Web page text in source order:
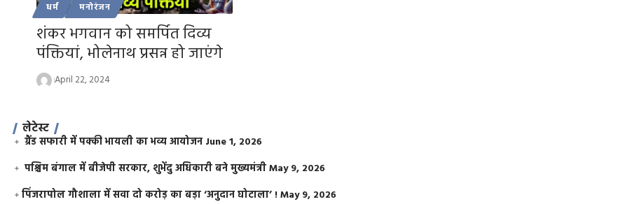
धर्म मनोरंजन
शंकर भगवान को समर्पित दिव्य
पंक्तियां, भोलेनाथ प्रसन्न हो जाएंगे
April 22, 2024
लेटेस्ट
ग्रैंड सफारी में पक्की भायली का भव्य आयोजन June 1, 2026
पश्चिम बंगाल में बीजेपी सरकार, शुभेंदु अधिकारी बने मुख्यमंत्रीMay 9, 2026
​पिंजरापोल गौशाला में सवा दो करोड़ का बड़ा ‘अनुदान घोटाला’ !May 9, 2026